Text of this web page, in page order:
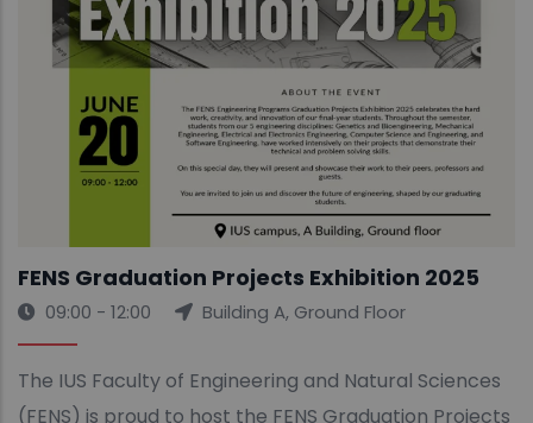
FENS Graduation Projects Exhibition 2025
09:00 - 12:00 Building A, Ground Floor
The IUS Faculty of Engineering and Natural Sciences
(FENS) is proud to host the FENS Graduation Projects